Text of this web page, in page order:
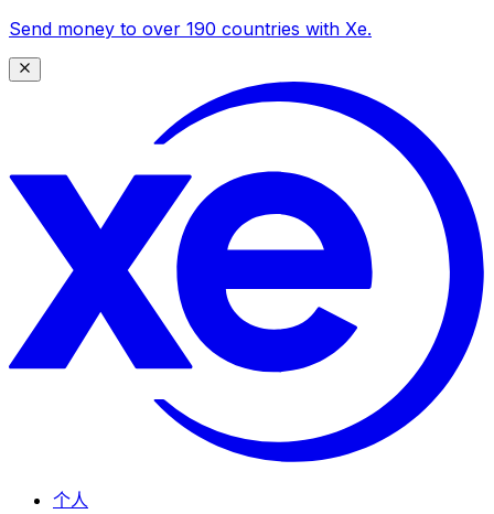
Send money to over 190 countries with Xe.
个人